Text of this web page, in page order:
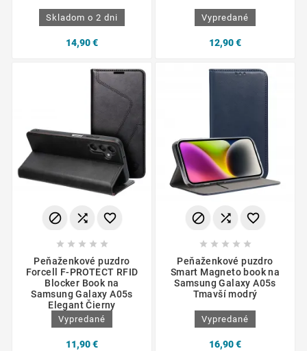
Skladom o 2 dni
14,90 €
Vypredané
12,90 €
  
    
Peňaženkové puzdro
Forcell F-PROTECT RFID
Blocker Book na
Samsung Galaxy A05s
Elegant Čierny
Vypredané
11,90 €
  
    
Peňaženkové puzdro
Smart Magneto book na
Samsung Galaxy A05s
Tmavší modrý
Vypredané
16,90 €